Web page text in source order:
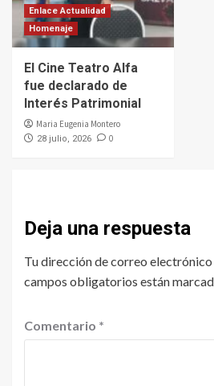
Enlace Actualidad
Homenaje
El Cine Teatro Alfa
fue declarado de
Interés Patrimonial
Maria Eugenia Montero
28 julio, 2026 0
Deja una respuesta
Tu dirección de correo
campos obligatorios están
Comentario *